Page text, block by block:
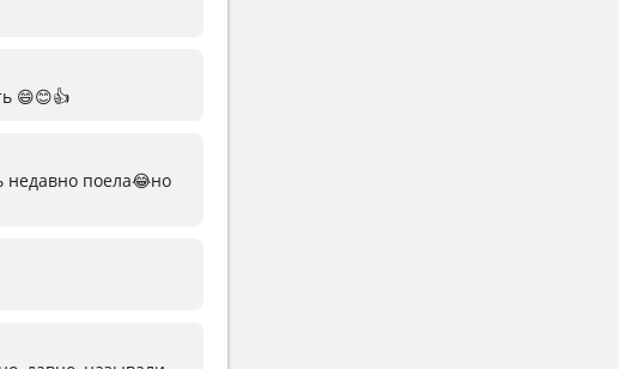
😄😊👍
недавно поела😂но